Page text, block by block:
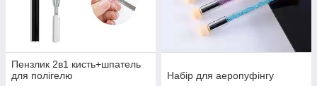
Пензлик 2в1 кисть+шпатель
для полігелю
Набір для аеропуфінгу